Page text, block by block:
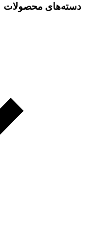
دسته‌های محصولات